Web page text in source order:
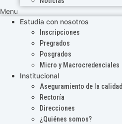
Menu
Estudia con nosotros
Inscripciones
Pregrados
Posgrados
Micro y Macrocredenciales
Institucional
Aseguramiento de la calidad
Rectoría
Direcciones
¿Quiénes somos?